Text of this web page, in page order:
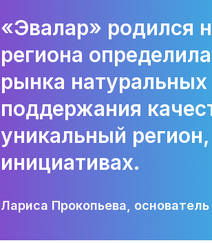
«Эвалар» родился
региона
рынка натуральных
поддержания
уникальный
инициативах.
Лариса Прокопьева,